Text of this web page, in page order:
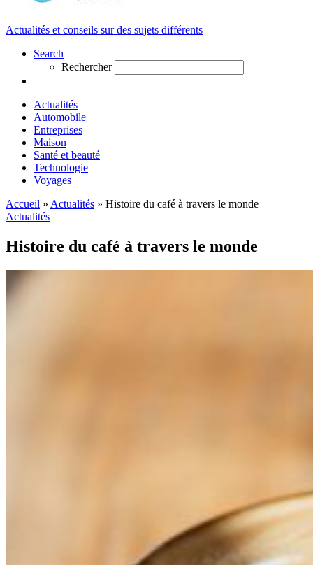
Actualités et conseils sur des sujets différents
Search
Rechercher
Actualités
Automobile
Entreprises
Maison
Santé et beauté
Technologie
Voyages
Accueil » Actualités » Histoire du café à travers le monde
Actualités
Histoire du café à travers le monde